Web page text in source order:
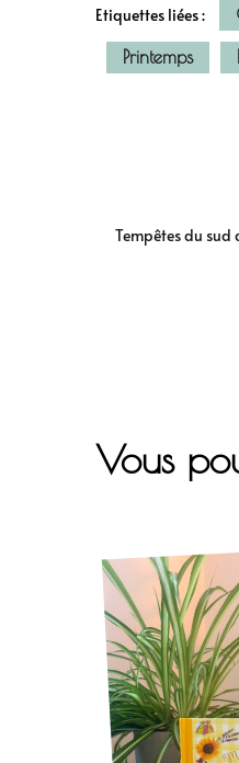
Etiquettes liées :
Printemps
Tempêtes du sud
Vous